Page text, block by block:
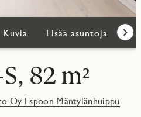
Kuvia Lisää asuntoja
82 m²
Oy Espoon Mäntylänhuippu